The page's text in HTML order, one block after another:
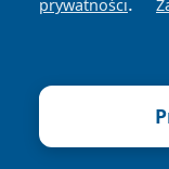
prywatności